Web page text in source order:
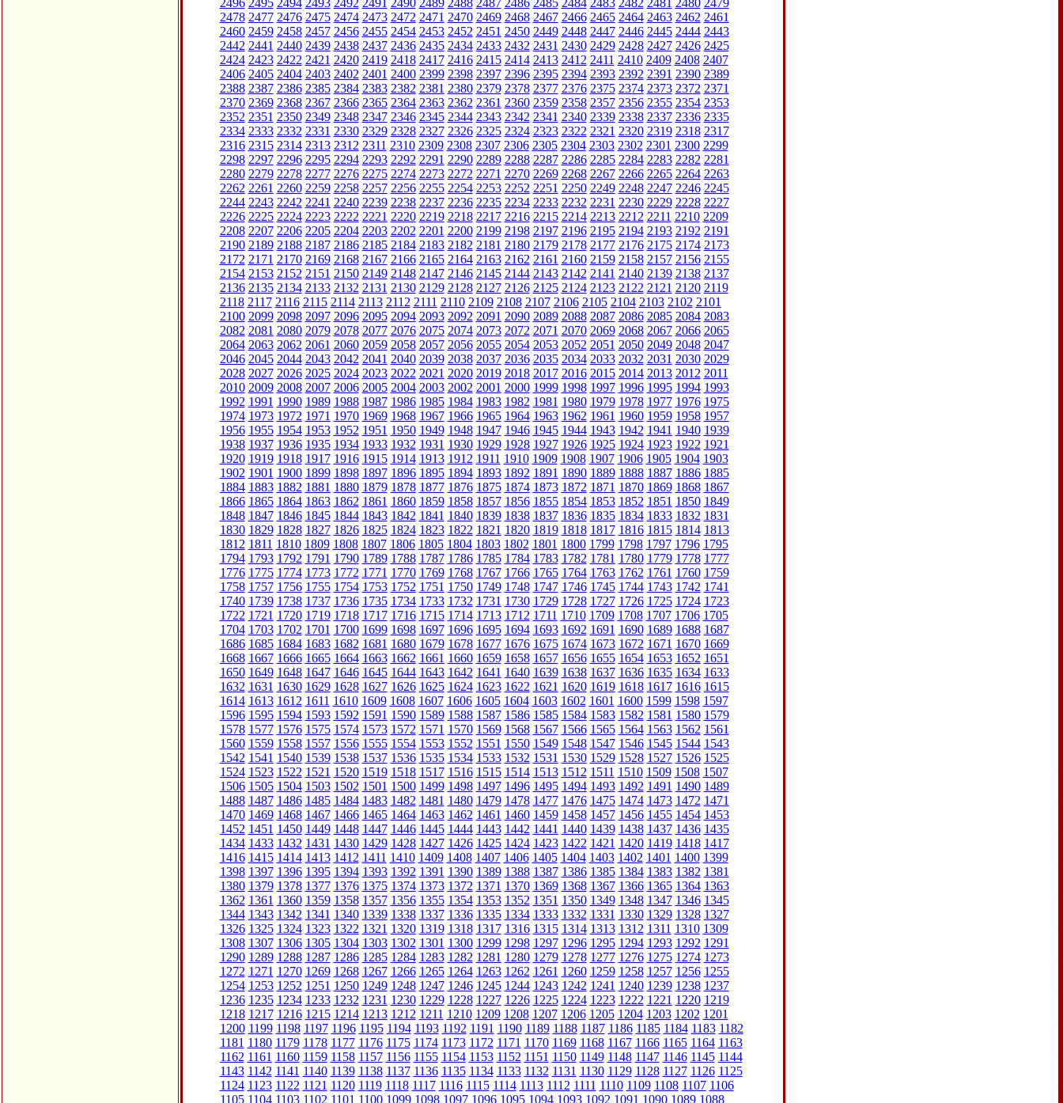
2478 2477 2476 2475 2474 2473 2472 2471 2470 2469 2468 2467 2466 2465 2464 2463 2462 2461
2460 2459 2458 2457 2456 2455 2454 2453 2452 2451 2450 2449 2448 2447 2446 2445 2444 2443
2442 2441 2440 2439 2438 2437 2436 2435 2434 2433 2432 2431 2430 2429 2428 2427 2426 2425
2424 2423 2422 2421 2420 2419 2418 2417 2416 2415 2414 2413 2412 2411 2410 2409 2408 2407
2406 2405 2404 2403 2402 2401 2400 2399 2398 2397 2396 2395 2394 2393 2392 2391 2390 2389
2388 2387 2386 2385 2384 2383 2382 2381 2380 2379 2378 2377 2376 2375 2374 2373 2372 2371
2370 2369 2368 2367 2366 2365 2364 2363 2362 2361 2360 2359 2358 2357 2356 2355 2354 2353
2352 2351 2350 2349 2348 2347 2346 2345 2344 2343 2342 2341 2340 2339 2338 2337 2336 2335
2334 2333 2332 2331 2330 2329 2328 2327 2326 2325 2324 2323 2322 2321 2320 2319 2318 2317
2316 2315 2314 2313 2312 2311 2310 2309 2308 2307 2306 2305 2304 2303 2302 2301 2300 2299
2298 2297 2296 2295 2294 2293 2292 2291 2290 2289 2288 2287 2286 2285 2284 2283 2282 2281
2280 2279 2278 2277 2276 2275 2274 2273 2272 2271 2270 2269 2268 2267 2266 2265 2264 2263
2262 2261 2260 2259 2258 2257 2256 2255 2254 2253 2252 2251 2250 2249 2248 2247 2246 2245
2244 2243 2242 2241 2240 2239 2238 2237 2236 2235 2234 2233 2232 2231 2230 2229 2228 2227
2226 2225 2224 2223 2222 2221 2220 2219 2218 2217 2216 2215 2214 2213 2212 2211 2210 2209
2208 2207 2206 2205 2204 2203 2202 2201 2200 2199 2198 2197 2196 2195 2194 2193 2192 2191
2190 2189 2188 2187 2186 2185 2184 2183 2182 2181 2180 2179 2178 2177 2176 2175 2174 2173
2172 2171 2170 2169 2168 2167 2166 2165 2164 2163 2162 2161 2160 2159 2158 2157 2156 2155
2154 2153 2152 2151 2150 2149 2148 2147 2146 2145 2144 2143 2142 2141 2140 2139 2138 2137
2136 2135 2134 2133 2132 2131 2130 2129 2128 2127 2126 2125 2124 2123 2122 2121 2120 2119
2118 2117 2116 2115 2114 2113 2112 2111 2110 2109 2108 2107 2106 2105 2104 2103 2102 2101
2100 2099 2098 2097 2096 2095 2094 2093 2092 2091 2090 2089 2088 2087 2086 2085 2084 2083
2082 2081 2080 2079 2078 2077 2076 2075 2074 2073 2072 2071 2070 2069 2068 2067 2066 2065
2064 2063 2062 2061 2060 2059 2058 2057 2056 2055 2054 2053 2052 2051 2050 2049 2048 2047
2046 2045 2044 2043 2042 2041 2040 2039 2038 2037 2036 2035 2034 2033 2032 2031 2030 2029
2028 2027 2026 2025 2024 2023 2022 2021 2020 2019 2018 2017 2016 2015 2014 2013 2012 2011
2010 2009 2008 2007 2006 2005 2004 2003 2002 2001 2000 1999 1998 1997 1996 1995 1994 1993
1992 1991 1990 1989 1988 1987 1986 1985 1984 1983 1982 1981 1980 1979 1978 1977 1976 1975
1974 1973 1972 1971 1970 1969 1968 1967 1966 1965 1964 1963 1962 1961 1960 1959 1958 1957
1956 1955 1954 1953 1952 1951 1950 1949 1948 1947 1946 1945 1944 1943 1942 1941 1940 1939
1938 1937 1936 1935 1934 1933 1932 1931 1930 1929 1928 1927 1926 1925 1924 1923 1922 1921
1920 1919 1918 1917 1916 1915 1914 1913 1912 1911 1910 1909 1908 1907 1906 1905 1904 1903
1902 1901 1900 1899 1898 1897 1896 1895 1894 1893 1892 1891 1890 1889 1888 1887 1886 1885
1884 1883 1882 1881 1880 1879 1878 1877 1876 1875 1874 1873 1872 1871 1870 1869 1868 1867
1866 1865 1864 1863 1862 1861 1860 1859 1858 1857 1856 1855 1854 1853 1852 1851 1850 1849
1848 1847 1846 1845 1844 1843 1842 1841 1840 1839 1838 1837 1836 1835 1834 1833 1832 1831
1830 1829 1828 1827 1826 1825 1824 1823 1822 1821 1820 1819 1818 1817 1816 1815 1814 1813
1812 1811 1810 1809 1808 1807 1806 1805 1804 1803 1802 1801 1800 1799 1798 1797 1796 1795
1794 1793 1792 1791 1790 1789 1788 1787 1786 1785 1784 1783 1782 1781 1780 1779 1778 1777
1776 1775 1774 1773 1772 1771 1770 1769 1768 1767 1766 1765 1764 1763 1762 1761 1760 1759
1758 1757 1756 1755 1754 1753 1752 1751 1750 1749 1748 1747 1746 1745 1744 1743 1742 1741
1740 1739 1738 1737 1736 1735 1734 1733 1732 1731 1730 1729 1728 1727 1726 1725 1724 1723
1722 1721 1720 1719 1718 1717 1716 1715 1714 1713 1712 1711 1710 1709 1708 1707 1706 1705
1704 1703 1702 1701 1700 1699 1698 1697 1696 1695 1694 1693 1692 1691 1690 1689 1688 1687
1686 1685 1684 1683 1682 1681 1680 1679 1678 1677 1676 1675 1674 1673 1672 1671 1670 1669
1668 1667 1666 1665 1664 1663 1662 1661 1660 1659 1658 1657 1656 1655 1654 1653 1652 1651
1650 1649 1648 1647 1646 1645 1644 1643 1642 1641 1640 1639 1638 1637 1636 1635 1634 1633
1632 1631 1630 1629 1628 1627 1626 1625 1624 1623 1622 1621 1620 1619 1618 1617 1616 1615
1614 1613 1612 1611 1610 1609 1608 1607 1606 1605 1604 1603 1602 1601 1600 1599 1598 1597
1596 1595 1594 1593 1592 1591 1590 1589 1588 1587 1586 1585 1584 1583 1582 1581 1580 1579
1578 1577 1576 1575 1574 1573 1572 1571 1570 1569 1568 1567 1566 1565 1564 1563 1562 1561
1560 1559 1558 1557 1556 1555 1554 1553 1552 1551 1550 1549 1548 1547 1546 1545 1544 1543
1542 1541 1540 1539 1538 1537 1536 1535 1534 1533 1532 1531 1530 1529 1528 1527 1526 1525
1524 1523 1522 1521 1520 1519 1518 1517 1516 1515 1514 1513 1512 1511 1510 1509 1508 1507
1506 1505 1504 1503 1502 1501 1500 1499 1498 1497 1496 1495 1494 1493 1492 1491 1490 1489
1488 1487 1486 1485 1484 1483 1482 1481 1480 1479 1478 1477 1476 1475 1474 1473 1472 1471
1470 1469 1468 1467 1466 1465 1464 1463 1462 1461 1460 1459 1458 1457 1456 1455 1454 1453
1452 1451 1450 1449 1448 1447 1446 1445 1444 1443 1442 1441 1440 1439 1438 1437 1436 1435
1434 1433 1432 1431 1430 1429 1428 1427 1426 1425 1424 1423 1422 1421 1420 1419 1418 1417
1416 1415 1414 1413 1412 1411 1410 1409 1408 1407 1406 1405 1404 1403 1402 1401 1400 1399
1398 1397 1396 1395 1394 1393 1392 1391 1390 1389 1388 1387 1386 1385 1384 1383 1382 1381
1380 1379 1378 1377 1376 1375 1374 1373 1372 1371 1370 1369 1368 1367 1366 1365 1364 1363
1362 1361 1360 1359 1358 1357 1356 1355 1354 1353 1352 1351 1350 1349 1348 1347 1346 1345
1344 1343 1342 1341 1340 1339 1338 1337 1336 1335 1334 1333 1332 1331 1330 1329 1328 1327
1326 1325 1324 1323 1322 1321 1320 1319 1318 1317 1316 1315 1314 1313 1312 1311 1310 1309
1308 1307 1306 1305 1304 1303 1302 1301 1300 1299 1298 1297 1296 1295 1294 1293 1292 1291
1290 1289 1288 1287 1286 1285 1284 1283 1282 1281 1280 1279 1278 1277 1276 1275 1274 1273
1272 1271 1270 1269 1268 1267 1266 1265 1264 1263 1262 1261 1260 1259 1258 1257 1256 1255
1254 1253 1252 1251 1250 1249 1248 1247 1246 1245 1244 1243 1242 1241 1240 1239 1238 1237
1236 1235 1234 1233 1232 1231 1230 1229 1228 1227 1226 1225 1224 1223 1222 1221 1220 1219
1218 1217 1216 1215 1214 1213 1212 1211 1210 1209 1208 1207 1206 1205 1204 1203 1202 1201
1200 1199 1198 1197 1196 1195 1194 1193 1192 1191 1190 1189 1188 1187 1186 1185 1184 1183 1182
1181 1180 1179 1178 1177 1176 1175 1174 1173 1172 1171 1170 1169 1168 1167 1166 1165 1164 1163
1162 1161 1160 1159 1158 1157 1156 1155 1154 1153 1152 1151 1150 1149 1148 1147 1146 1145 1144
1143 1142 1141 1140 1139 1138 1137 1136 1135 1134 1133 1132 1131 1130 1129 1128 1127 1126 1125
1124 1123 1122 1121 1120 1119 1118 1117 1116 1115 1114 1113 1112 1111 1110 1109 1108 1107 1106
1105 1104 1103 1102 1101 1100 1099 1098 1097 1096 1095 1094 1093 1092 1091 1090 1089 1088